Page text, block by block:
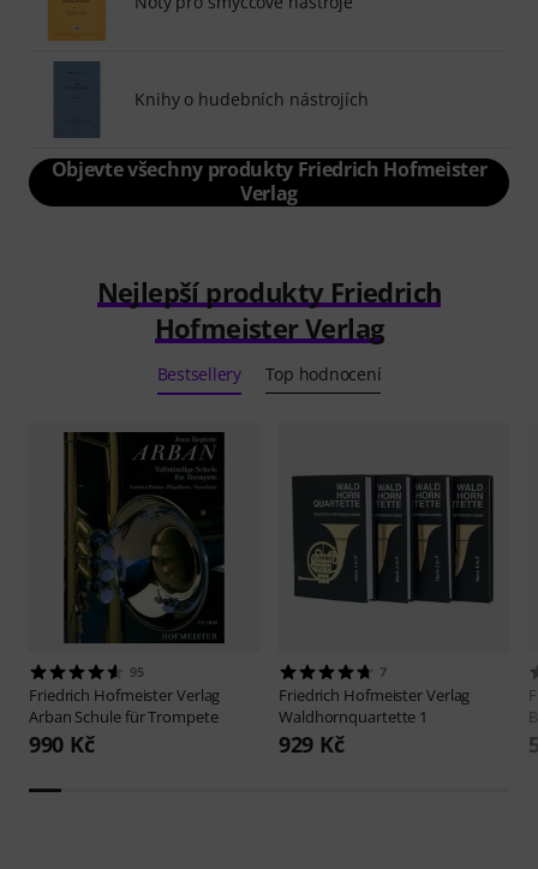
Knihy o hudebních nástrojích
Objevte všechny produkty Friedrich Hofmeister
Verlag
Nejlepší produkty Friedrich
Hofmeister Verlag
Bestsellery Top hodnocení
95
Friedrich Hofmeister Verlag
Arban Schule für Trompete
990 Kč
7
Friedrich Hofmeister Verlag
Waldhornquartette 1
929 Kč